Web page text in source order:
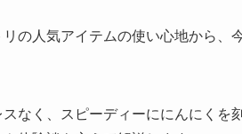
の人気アイテムの使い心地から
なく、スピーディーににんにく